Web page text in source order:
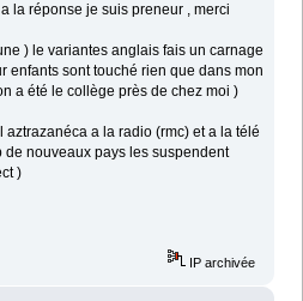
la réponse je suis preneur , merci
) le variantes anglais fais un carnage
enfants sont touché rien que dans mon
a été le collège près de chez moi )
a la radio (rmc) et a la télé
nouveaux pays les suspendent
)
IP archivée